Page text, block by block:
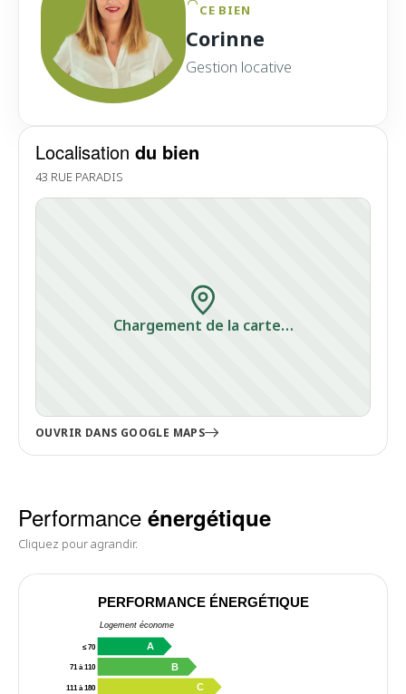
Localisation du bien
43 RUE PARADIS
Chargement de la carte…
OUVRIR DANS GOOGLE MAPS
CE BIEN
Corinne
Gestion locative
Performance énergétique
Cliquez pour agrandir.
PERFORMANCE ÉNERGÉTIQUE
Logement économe
≤ 70 A
71 à 110 B
111 à 180 C